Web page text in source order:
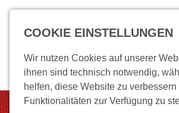
COOKIE EINSTELLUNGEN
Wir nutzen Cookies auf unserer
ihnen sind technisch notwendig,
helfen, diese Website zu
Funktionalitäten zur Verfügung zu